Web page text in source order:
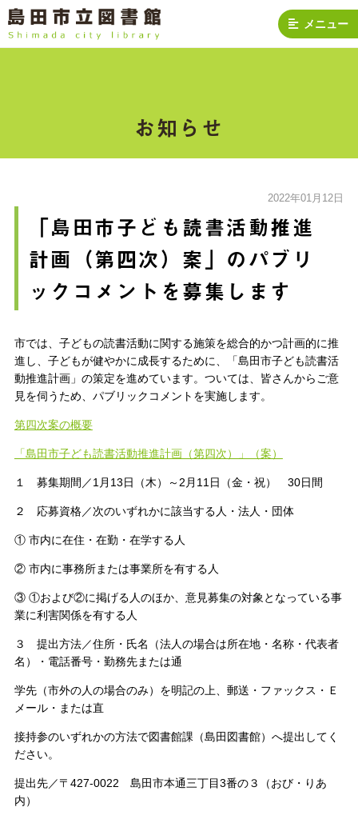
メニュー
お知らせ
2022年01月12日
「島田市子ども読書活動推進
計画（第四次）案」のパブリ
ックコメントを募集します
市では、子どもの読書活動に関する施策を総合的かつ計画的に推
進し、子どもが健やかに成長するために、「島田市子ども読書活
動推進計画」の策定を進めています。ついては、皆さんからご意
見を伺うため、パブリックコメントを実施します。
第四次案の概要
「島田市子ども読書活動推進計画（第四次）」（案）
１ 募集期間／1月13日（木）～2月11日（金・祝） 30日間
２ 応募資格／次のいずれかに該当する人・法人・団体
① 市内に在住・在勤・在学する人
② 市内に事務所または事業所を有する人
③ ①および②に掲げる人のほか、意見募集の対象となっている事
業に利害関係を有する人
３ 提出方法／住所・氏名（法人の場合は所在地・名称・代表者
名）・電話番号・勤務先または通
学先（市外の人の場合のみ）を明記の上、郵送・ファックス・Ｅ
メール・または直
接持参のいずれかの方法で図書館課（島田図書館）へ提出してく
ださい。
提出先／〒427-0022 島田市本通三丁目3番の３（おび・りあ
内）